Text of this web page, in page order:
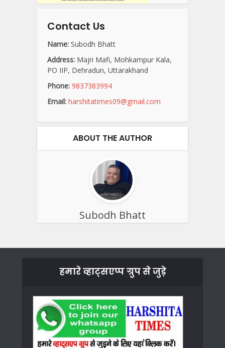
Contact Us
Name: Subodh Bhatt
Address: Majri Mafi, Mohkampur Kala,
PO IIP, Dehradun, Uttarakhand
Phone: 9837383994
Email: harshitatimes09@gmail.com
ABOUT THE AUTHOR
Subodh Bhatt
हमारे व्हाट्सएप्प ग्रुप से जुड़े